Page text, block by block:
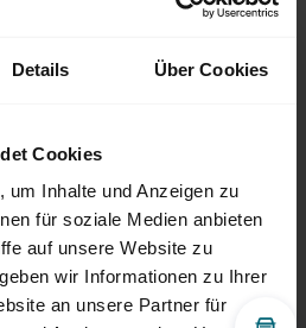
Details Über Cookies
Cookies
um Inhalte und Anzeigen zu
für soziale Medien anbieten
auf unsere Website zu
wir Informationen zu Ihrer
an unsere Partner für